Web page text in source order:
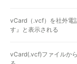
vCard（.vcf）を社外電
す』と表示される
vCard(.vcf)ファイルか